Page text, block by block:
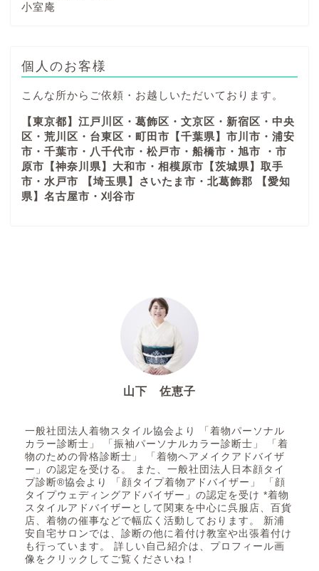
小室庵
個人のお客様
こんな所からご依頼・お越しいただいております。
【東京都】江戸川区・葛飾区・文京区・新宿区・中央
区・荒川区・台東区・町田市【千葉県】市川市・浦安
市・千葉市・八千代市・松戸市・船橋市・旭市 ・市
原市【神奈川県】大和市・相模原市【茨城県】取手
市・水戸市 【埼玉県】さいたま市・北葛飾郡 【愛知
県】名古屋市・刈谷市
山下 佐恵子
一般社団法人着物スタイル協会より 「着物パーソナル
カラー診断士」 「振袖パーソナルカラー診断士」 「着
物のための骨格診断士」 「着物ヘアメイクアドバイザ
ー」の認定を受ける。 また、一般社団法人日本顔タイ
プ診断®協会より 「顔タイプ着物アドバイザー」 「顔
タイプウェディングアドバイザー」の認定を受け *着物
スタイルアドバイザーとして関東を中心に呉服店、百貨
店、着物の催事などで幅広く活動しております。 新浦
安自宅サロンでは、診断の他に着付け教室や出張着付け
も行っています。 詳しい自己紹介は、プロフィール画
像をクリックしてご覧くださいね！
似合うを知る
似合う着物が知りた
い・・・【顔タイプ診断と
パーソナルカラー診断】
似合う振袖が知りた
い・・・【顔タイプ診断と
パーソナルカラー診断】